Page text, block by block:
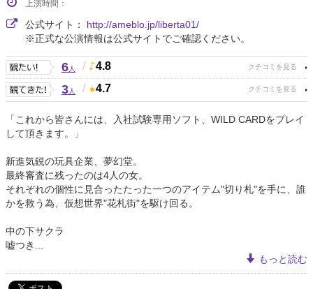
上演時間：
公式サイト： http://ameblo.jp/liberta01/
※正式な公演情報は公式サイトでご確認ください。
6人 / 4.8
3人 / 4.7
「これから皆さんには、入社試験専用ソフト、WILD CARDをプレイ
して頂きます。」
新進気鋭の玩具企業、夢幻堂。
最終審査に残ったのは4人の女。
それぞれの個性に見合ったたった一つのアイテム"切り札"を手に、誰
かを救う為、仮想世界"花札街"を駆け回る。
中の下サクラ
嘘つき...
もっと読む